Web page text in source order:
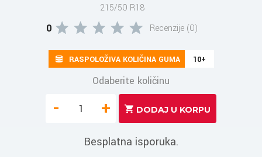
215/50 R18
0 Recenzije (0)
RASPOLOŽIVA KOLIČINA GUMA 10+
Odaberite količinu
- +
Besplatna isporuka.